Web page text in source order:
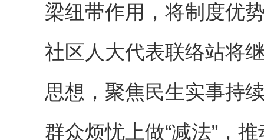
梁纽带作用，将制度优
社区人大代表联络站将
思想，聚焦民生实事持
群众烦忧上做“减法”，